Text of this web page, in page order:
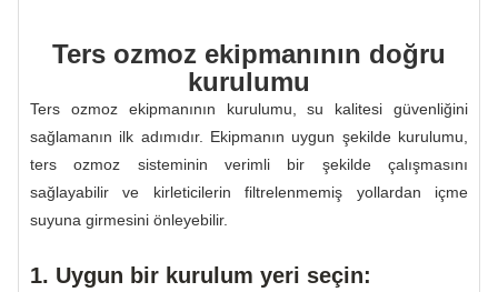
Ters ozmoz ekipmanının doğru
kurulumu
Ters ozmoz ekipmanının kurulumu, su kalitesi güvenliğini
sağlamanın ilk adımıdır. Ekipmanın uygun şekilde kurulumu,
ters ozmoz sisteminin verimli bir şekilde çalışmasını
sağlayabilir ve kirleticilerin filtrelenmemiş yollardan içme
suyuna girmesini önleyebilir.
1. Uygun bir kurulum yeri seçin: